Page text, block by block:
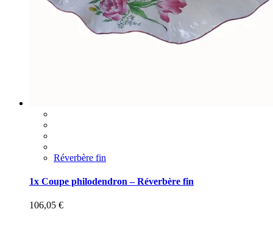
Réverbère fin
1x Coupe philodendron – Réverbère fin
106,05 €